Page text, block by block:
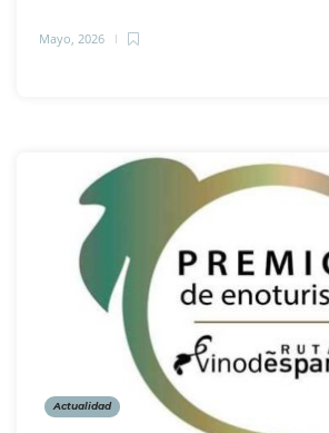
Mayo, 2026
Actualidad